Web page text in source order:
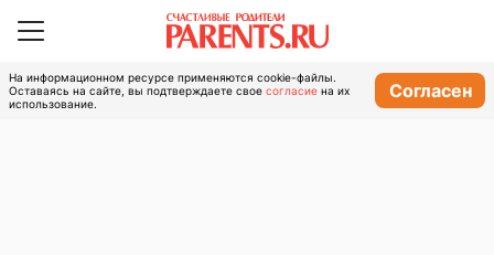
На информационном ресурсе применяются cookie-файлы.
Оставаясь на сайте, вы подтверждаете свое согласие на их
использование.
Согласен